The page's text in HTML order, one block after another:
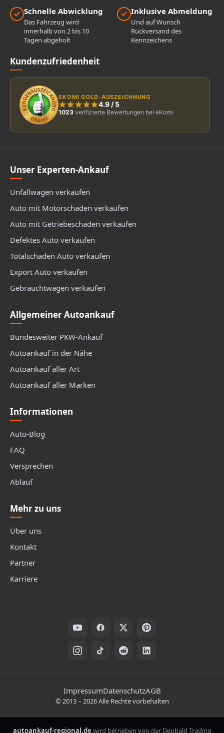
Schnelle Abwicklung
Das Fahrzeug wird
innerhalb von 2 bis 10
Tagen abgeholt
Inklusive Abmeldung
Und auf Wunsch
Rückversand des
Kennzeichens
Kundenzufriedenheit
EKOMI GOLD-AUSZEICHNUNG
4.9 /5
1023 verifizierte Bewertungen bei eKomi
Unser Experten-Ankauf
Unfallwagen verkaufen
Auto mit Motorschaden verkaufen
Auto mit Getriebeschaden verkaufen
Defektes Auto verkaufen
Totalschaden Auto verkaufen
Export Auto verkaufen
Gebrauchtwagen verkaufen
Allgemeiner Autoankauf
Bundesweiter PKW-Ankauf
Autoankauf in der Nähe
Autoankauf aller Art
Autoankauf aller Marken
Informationen
Auto-Blog
FAQ
Versprechen
Ablauf
Mehr zu uns
Über uns
Kontakt
Partner
Karriere
Folge uns auf Social Media
Rechtliche HinweiseImpressumDatenschutzAGB
© 2013– 2026Alle Rechte vorbehalten
autoankauf-regional.de wird betrieben von der Deobald Trading